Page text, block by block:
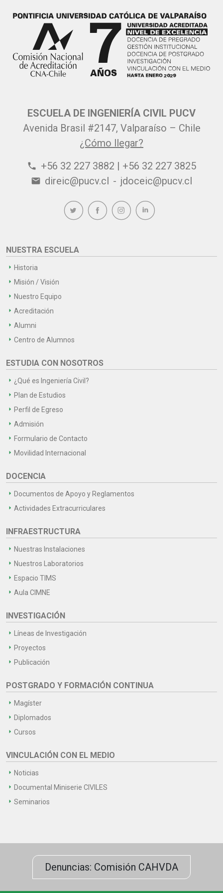
ESCUELA DE INGENIERÍA CIVIL PUCV
Avenida Brasil #2147, Valparaíso – Chile
¿Cómo llegar?
phone +56 32 227 3882 | +56 32 227 3825
email direic@pucv.cl - jdoceic@pucv.cl
NUESTRA ESCUELA
Historia
Misión / Visión
Nuestro Equipo
Acreditación
Alumni
Centro de Alumnos
ESTUDIA CON NOSOTROS
¿Qué es Ingeniería Civil?
Plan de Estudios
Perfil de Egreso
Admisión
Formulario de Contacto
Movilidad Internacional
DOCENCIA
Documentos de Apoyo y Reglamentos
Actividades Extracurriculares
INFRAESTRUCTURA
Nuestras Instalaciones
Nuestros Laboratorios
Espacio TIMS
Aula CIMNE
INVESTIGACIÓN
Líneas de Investigación
Proyectos
Publicación
POSTGRADO Y FORMACIÓN CONTINUA
Magíster
Diplomados
Cursos
VINCULACIÓN CON EL MEDIO
Noticias
Documental Miniserie CIVILES
Seminarios
Denuncias: Comisión CAHVDA